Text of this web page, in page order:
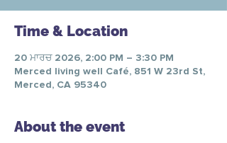
Time & Location
20 ਮਾਰਚ 2026, 2:00 PM – 3:30 PM
Merced living well Café, 851 W 23rd St,
Merced, CA 95340
About the event